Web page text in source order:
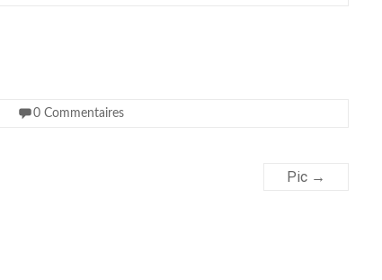
0 Commentaires
Pic →